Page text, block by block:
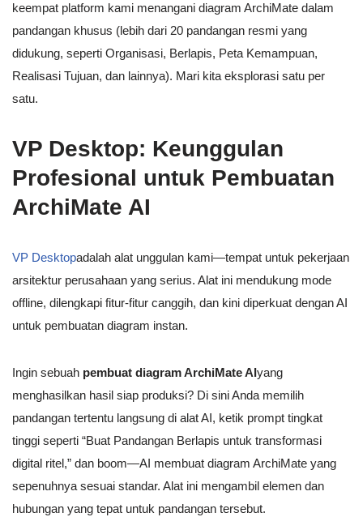
keempat platform kami menangani diagram ArchiMate dalam
pandangan khusus (lebih dari 20 pandangan resmi yang
didukung, seperti Organisasi, Berlapis, Peta Kemampuan,
Realisasi Tujuan, dan lainnya). Mari kita eksplorasi satu per
satu.
VP Desktop: Keunggulan
Profesional untuk Pembuatan
ArchiMate AI
VP Desktopadalah alat unggulan kami—tempat untuk pekerjaan
arsitektur perusahaan yang serius. Alat ini mendukung mode
offline, dilengkapi fitur-fitur canggih, dan kini diperkuat dengan AI
untuk pembuatan diagram instan.
Ingin sebuah pembuat diagram ArchiMate AIyang
menghasilkan hasil siap produksi? Di sini Anda memilih
pandangan tertentu langsung di alat AI, ketik prompt tingkat
tinggi seperti “Buat Pandangan Berlapis untuk transformasi
digital ritel,” dan boom—AI membuat diagram ArchiMate yang
sepenuhnya sesuai standar. Alat ini mengambil elemen dan
hubungan yang tepat untuk pandangan tersebut.